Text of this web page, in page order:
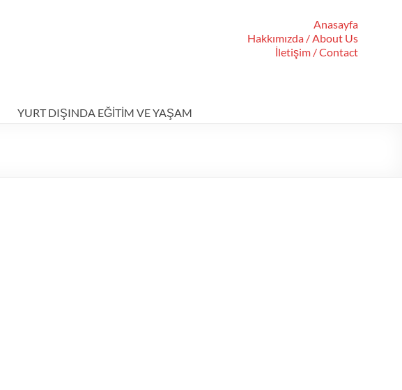
Anasayfa
Hakkımızda / About Us
İletişim / Contact
YURT DIŞINDA EĞİTİM VE YAŞAM